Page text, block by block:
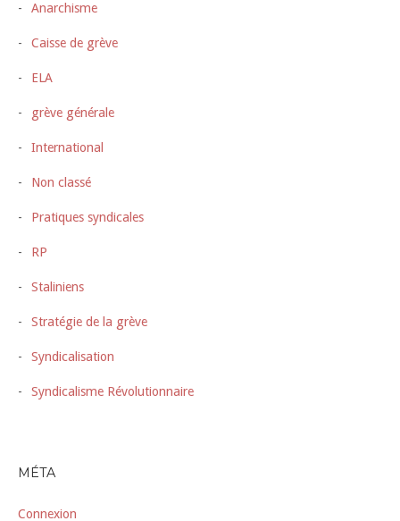
Anarchisme
Caisse de grève
ELA
grève générale
International
Non classé
Pratiques syndicales
RP
Staliniens
Stratégie de la grève
Syndicalisation
Syndicalisme Révolutionnaire
MÉTA
Connexion